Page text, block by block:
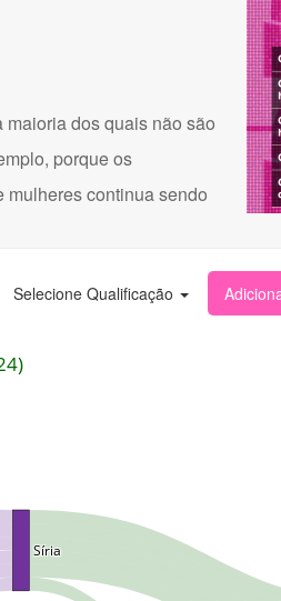
dos quais não são
porque os
continua sendo